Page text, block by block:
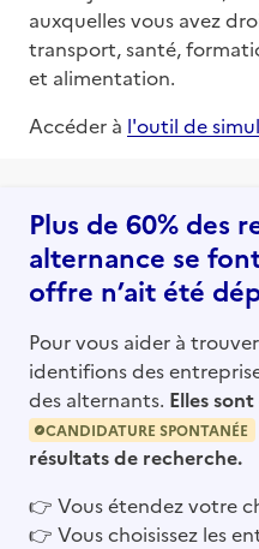
auxquelles vous avez
transport, santé,
et alimentation.
Accéder à l'outil de
Plus de 60% des
alternance se
offre n’ait été
Pour vous aider à
identifions des
des alternants. Elles
CANDIDATURE SPONTANÉE
résultats de recherche.
👉 Vous étendez votre
👉 Vous choisissez les